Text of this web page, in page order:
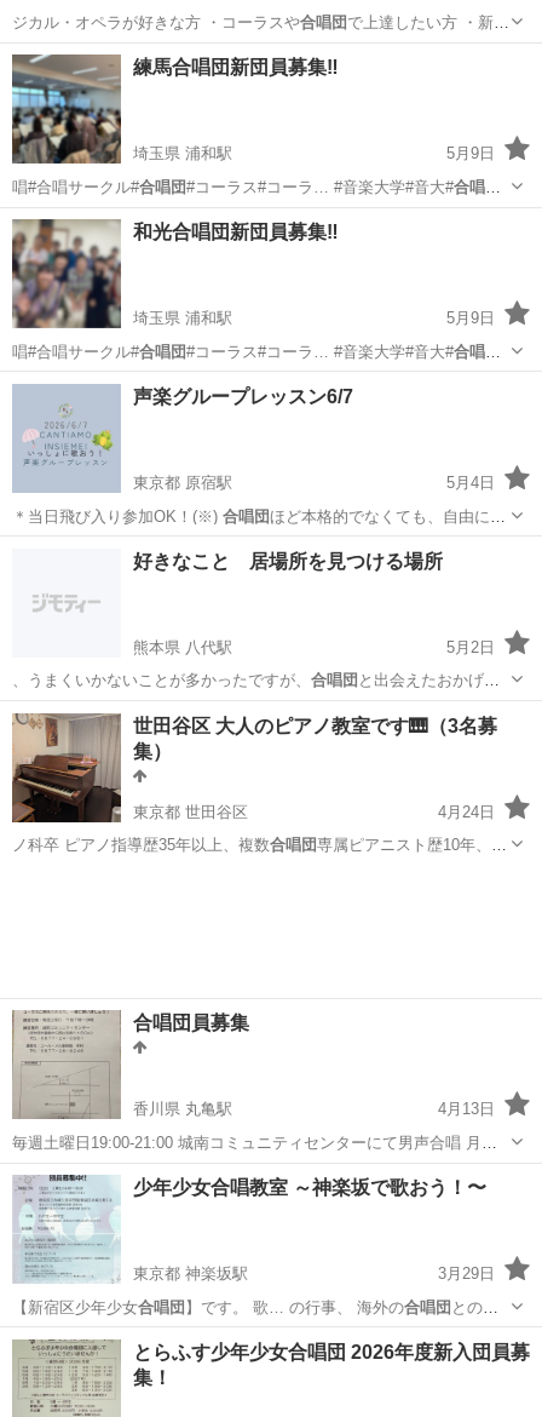
ジカル・オペラが好きな方 ・コーラスや合唱団 で上達したい方 ・新し
い趣味を持ちたい…
東京 練馬区 石神井公園駅 ボーカル
練馬合唱団新団員募集‼️
埼玉県 浦和駅
5月9日
唱#合唱サークル#合唱団#コーラス#コーラ… #音楽大学#音大#合唱団
員募集#団員募集#…合唱団員
埼玉 さいたま市 浦和駅 ボーカル
和光合唱団新団員募集‼️
埼玉県 浦和駅
5月9日
唱#合唱サークル#合唱団#コーラス#コーラ… #音楽大学#音大#合唱団
員募集#団員募集#…合唱団員
埼玉 さいたま市
声楽グループレッスン6/7
東京都 原宿駅
5月4日
＊当日飛び入り参加OK！(※) 合唱団ほど本格的でなくても、自由に１
回限りの…
原宿駅 ボーカル 声楽
好きなこと 居場所を見つける場所
熊本県 八代駅
5月2日
、うまくいかないことが多かったですが、 合唱団 と出会えたおかげ
で、歌で自分を表現する…
熊本 八代市 八代駅 カラオケ 合唱団
世田谷区 大人のピアノ教室です🎹（3名募
集）
東京都 世田谷区
4月24日
ノ科卒 ピアノ指導歴35年以上、複数合唱団専属ピアニスト歴10年、ヴ
合唱団員募集
香川県 丸亀駅
4月13日
毎週土曜日19:00-21:00 城南コミュニティセンターにて男声合唱 月謝
3000円 現在18名です。 10/25に新しい丸亀市民会館で定期演奏会をし
ます。今からそれに向けて練習しています。聴きに来てください。 ...
香川 丸亀市 丸亀駅 その他 合唱団
少年少女合唱教室 ～神楽坂で歌おう！〜
東京都 神楽坂駅
3月29日
【新宿区少年少女合唱団 】です。 歌… の行事、 海外の合唱団 との交
流など、 …
東京 新宿区 神楽坂駅 ボーカル 生涯学習
とらふす少年少女合唱団 2026年度新入団員募
集！